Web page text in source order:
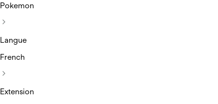
Pokemon
Langue
French
Extension